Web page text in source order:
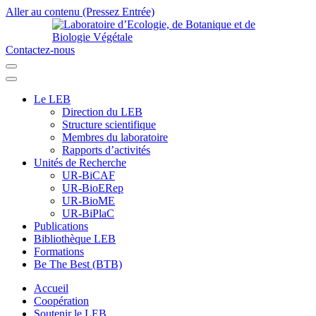
Aller au contenu (Pressez Entrée)
Contactez-nous
Le LEB
Direction du LEB
Structure scientifique
Membres du laboratoire
Rapports d’activités
Unités de Recherche
UR-BiCAF
UR-BioERep
UR-BioME
UR-BiPlaC
Publications
Bibliothèque LEB
Formations
Be The Best (BTB)
Accueil
Coopération
Soutenir le LEB